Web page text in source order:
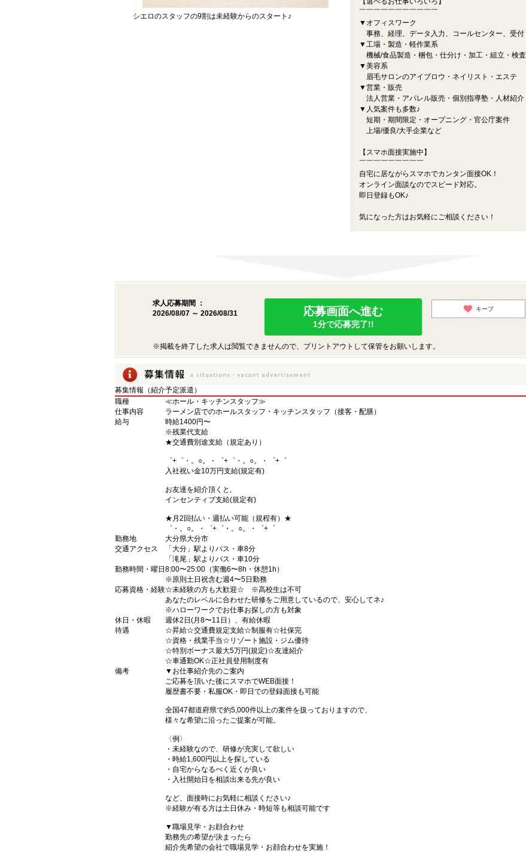
シエロのスタッフの9割は未経験からのスタート♪
￣￣￣￣￣￣￣￣￣￣￣
▼オフィスワーク
事務、経理、データ入力、コールセンター、受付
▼工場・製造・軽作業系
機械/食品製造・梱包・仕分け・加工・組立・検査
▼美容系
眉毛サロンのアイブロウ・ネイリスト・エステ
▼営業・販売
法人営業・アパレル販売・個別指導塾・人材紹介
▼人気案件も多数♪
短期・期間限定・オープニング・官公庁案件
上場/優良/大手企業など
【スマホ面接実施中】
￣￣￣￣￣￣￣￣￣
自宅に居ながらスマホでカンタン面接OK！
オンライン面談なのでスピード対応。
即日登録もOK♪
気になった方はお気軽にご相談ください！
求人応募期間 ：
2026/08/07 ～ 2026/08/31
応募画面へ進む
1分で応募完了!!
キープ
※掲載を終了した求人は閲覧できませんので、プリントアウトして保管をお願いします。
募集情報（紹介予定派遣）
職種
≪ホール・キッチンスタッフ≫
仕事内容
ラーメン店でのホールスタッフ・キッチンスタッフ（接客・配膳）
給与
時給1400円〜
※残業代支給
★交通費別途支給（規定あり）
゜+゜・。○。・゜+゜・。○。・゜+゜
入社祝い金10万円支給(規定有)
お友達を紹介頂くと,
インセンティブ支給(規定有)
★月2回払い・週払い可能（規程有）★
゜・。○。・゜+゜・。○。・゜+゜
勤務地
大分県大分市
交通アクセス
「大分」駅よりバス・車8分
「滝尾」駅よりバス・車10分
勤務時間・曜日 8:00〜25:00（実働6〜8h・休憩1h）
※原則土日祝含む週4〜5日勤務
応募資格・経験☆未経験の方も大歓迎☆ ※高校生は不可
あなたのレベルに合わせた研修をご用意しているので、安心してネ♪
※ハローワークでお仕事お探しの方も対象
休日・休暇
週休2日(月8〜11日）、有給休暇
待遇
☆昇給☆交通費規定支給☆制服有☆社保完
☆資格・残業手当☆リゾート施設・ジム優待
☆特別ボーナス最大5万円(規定)☆友達紹介
☆車通勤OK☆正社員登用制度有
備考
▼お仕事紹介先のご案内
ご応募を頂いた後にスマホでWEB面接！
履歴書不要・私服OK・即日での登録面接も可能
全国47都道府県で約5,000件以上の案件を扱っておりますので、
様々な希望に沿ったご提案が可能。
〈例〉
・未経験なので、研修が充実して欲しい
・時給1,600円以上を探している
・自宅からなるべく近くが良い
・入社開始日を相談出来る先が良い
など、面接時にお気軽に相談ください♪
※経験が有る方は土日休み・時短等も相談可能です
▼職場見学・お顔合わせ
勤務先の希望が決まったら
紹介先希望の会社で職場見学・お顔合わせを実施！